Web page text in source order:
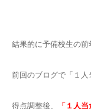
結果的に予備校生の前
前回のブログで「１人
得点調整後、 「１人